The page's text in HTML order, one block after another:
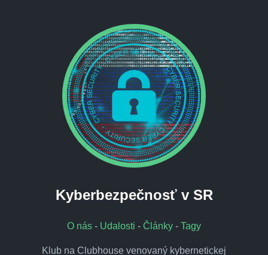
Kyberbezpečnosť v SR
O nás - Udalosti - Články - Tagy
Klub na Clubhouse venovaný kybernetickej